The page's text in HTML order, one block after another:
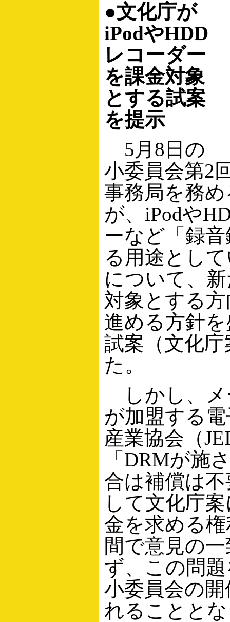
●文化庁が
iPodやHDD
レコーダー
を課金対象
とする試案
を提示
5月8日の
小委員会第2
事務局を務
が、iPodや
ーなど「録
る用途とし
について、
対象とする
進める方針
試案（文化
た。
しかし、メ
が加盟する
産業協会（
「DRMが施
合は補償は
して文化庁
金を求める
間で意見の
ず、この問
小委員会の
れることと